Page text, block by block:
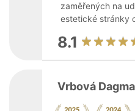
zaměřených na
estetické stránky
8.1
Vrbová